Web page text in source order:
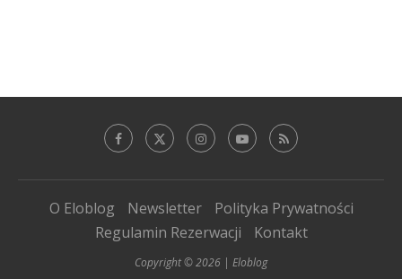
O Eloblog Newsletter
Polityka Prywatności
Regulamin Rezerwacji
Kontakt
Copyright © 2026 | Eloblog